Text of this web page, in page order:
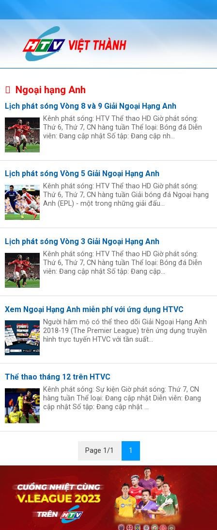
Ngoại hạng Anh
Lịch phát sóng Vòng 8 và 9 Giải Ngoại Hạng Anh
Kênh phát sóng: HTV Thể thao HD Giờ phát sóng:
Thứ 6, Thứ 7, CN hàng tuần Thể loại: Bóng đá Diễn
viên: Đang cập nhật Số tập: Đang cập nh...
Lịch phát sóng Vòng 5 Giải Ngoại Hạng Anh
Kênh phát sóng: HTV Thể thao HD Giờ phát sóng:
Thứ 6, Thứ 7, CN hàng tuần Giải bóng đá Ngoại hạng
Anh (EPL) - một trong những giải đấu...
Lịch phát sóng Vòng 3 Giải Ngoại Hạng Anh
Kênh phát sóng: HTV Thể thao HD Giờ phát sóng:
Thứ 6, Thứ 7, CN hàng tuần Thể loại: Bóng đá Diễn
viên: Đang cập nhật Số tập: Đang cập...
Xem Ngoại Hạng Anh miễn phí với ứng dụng HTVC
Người hâm mộ có thể theo dõi Giải Ngoại Hạng Anh
2018-19 (The Premier League) trên ứng dụng truyền
hình trực tuyến HTVC với tần suất...
Thể thao tháng 12 trên HTVC
Kênh phát sóng: Sự kiện Giờ phát sóng: Thứ 7, CN
hàng tuần Thể loại: Đang cập nhật Diễn viên: Đang
cập nhật Số tập: Đang cập nhật ...
Page 1/1 1